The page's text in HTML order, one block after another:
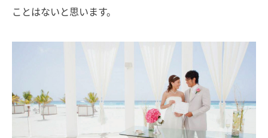
ことはないと思います。